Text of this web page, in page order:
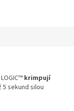
krimpují
5 sekund silou